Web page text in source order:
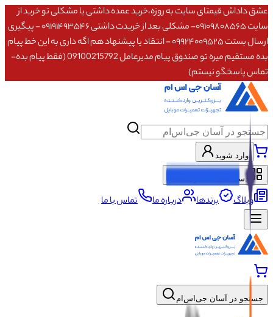
عشق داداش قیمتای سایت به روزه،خرید عمده داشتی یا مشکلی تو خرید از
سایت ۰۹۱۰۹۸۰۸۵۶۵- مشکلی بعد از خریدت داشتی ۰۹۱۹۱۴۹۳۵۴۶ - پیگیری
ارسال بستت ۰۹۹۲۴۰۰۹۵۲۵ - انتقاد یا پیشنهاد هم اگه داری به این خط پیام
بده مستقیم میره تو صندوق پیام مدیرعامل 09100215792 (فقط پیام بده-
تماس پاسخگو نیستم)
وارد شوید
دسته‌بندی محصولات
وبلاگ برندها درباره ما تماس با ما
جستجو در آسان جی‌اس‌ام